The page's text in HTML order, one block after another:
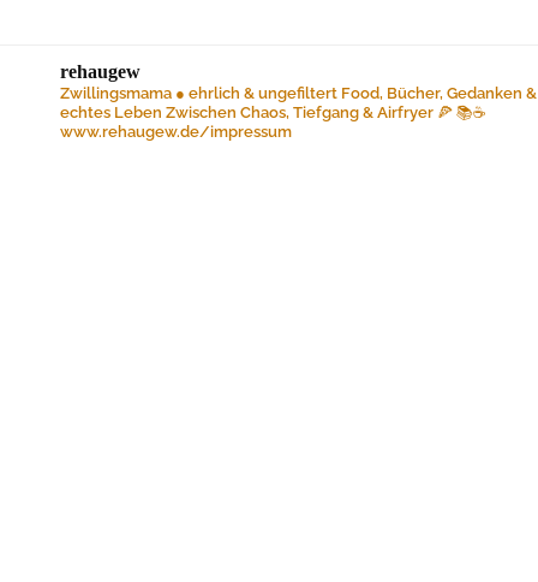
rehaugew
Zwillingsmama ● ehrlich & ungefiltert Food, Bücher, Gedanken &
echtes Leben Zwischen Chaos, Tiefgang & Airfryer 🍕 📚☕️
www.rehaugew.de/impressum